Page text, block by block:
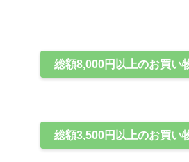
総額8,000円以上のお買い
総額3,500円以上のお買い